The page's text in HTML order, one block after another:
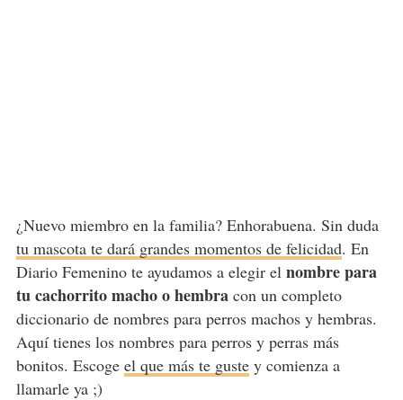
¿Nuevo miembro en la familia? Enhorabuena. Sin duda
tu mascota te dará grandes momentos de felicidad. En
Diario Femenino te ayudamos a elegir el nombre para
tu cachorrito macho o hembracon un completo
diccionario de nombres para perros machos y hembras.
Aquí tienes los nombres para perros y perras más
bonitos. Escoge el que más te gustey comienza a
llamarle ya ;)